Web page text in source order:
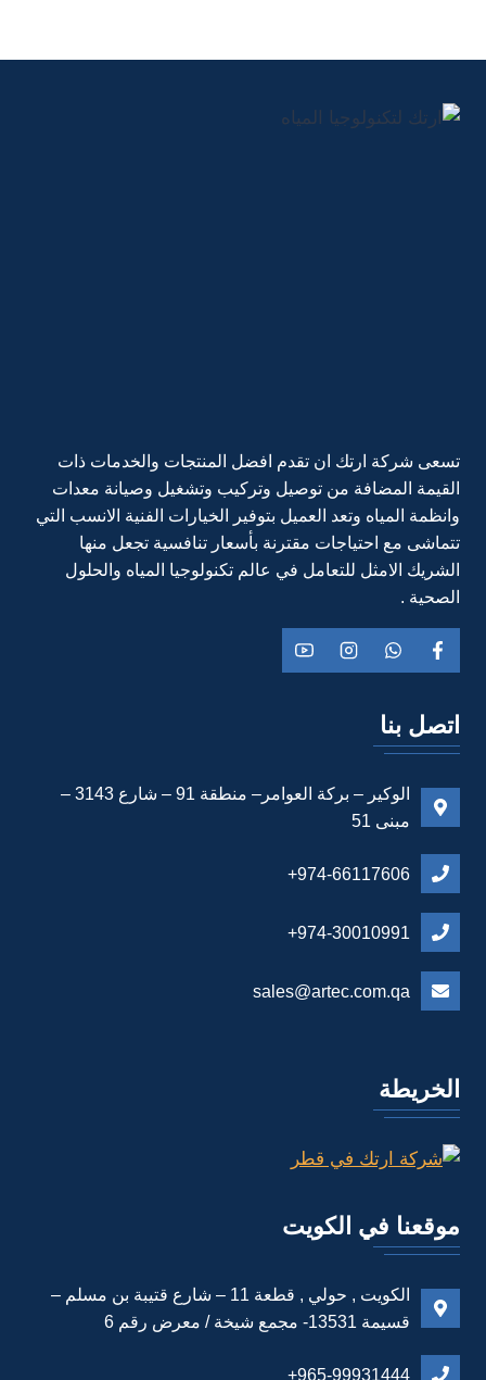
تسعى شركة ارتك ان تقدم افضل المنتجات والخدمات ذات
القيمة المضافة من توصيل وتركيب وتشغيل وصيانة معدات
وانظمة المياه وتعد العميل بتوفير الخيارات الفنية الانسب التي
تتماشى مع احتياجات مقترنة بأسعار تنافسية تجعل منها
الشريك الامثل للتعامل في عالم تكنولوجيا المياه والحلول
الصحية .
اتصل بنا
الوكير – بركة العوامر– منطقة 91 – شارع 3143 –
مبنى 51
974-66117606+
974-30010991+
sales@artec.com.qa
الخريطة
موقعنا في الكويت
الكويت , حولي , قطعة 11 – شارع قتيبة بن مسلم –
قسيمة 13531- مجمع شيخة / معرض رقم 6
965-99931444+